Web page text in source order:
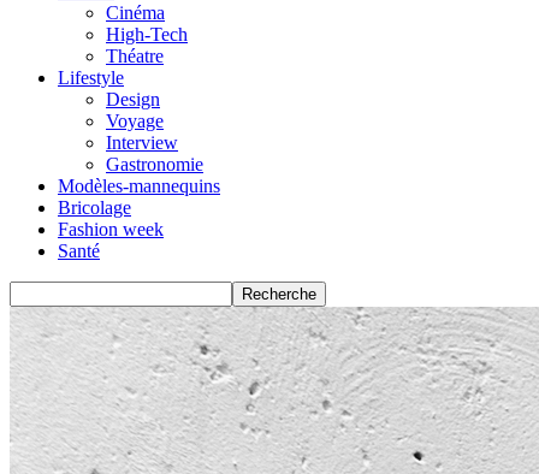
Cinéma
High-Tech
Théatre
Lifestyle
Design
Voyage
Interview
Gastronomie
Modèles-mannequins
Bricolage
Fashion week
Santé